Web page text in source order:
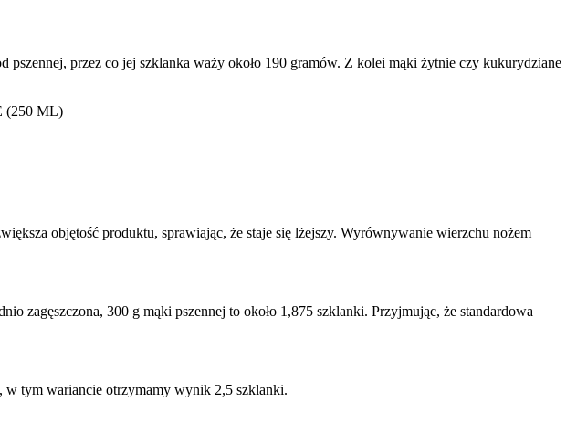
pszennej, przez co jej szklanka waży około 190 gramów. Z kolei mąki żytnie czy kukurydziane
(250 ML)
objętość produktu, sprawiając, że staje się lżejszy. Wyrównywanie wierzchu nożem
zagęszczona, 300 g mąki pszennej to około 1,875 szklanki. Przyjmując, że standardowa
w tym wariancie otrzymamy wynik 2,5 szklanki.